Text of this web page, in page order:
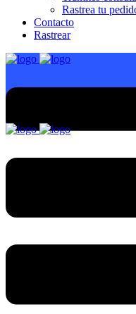
Rastrea tu
Contacto
Rastrear